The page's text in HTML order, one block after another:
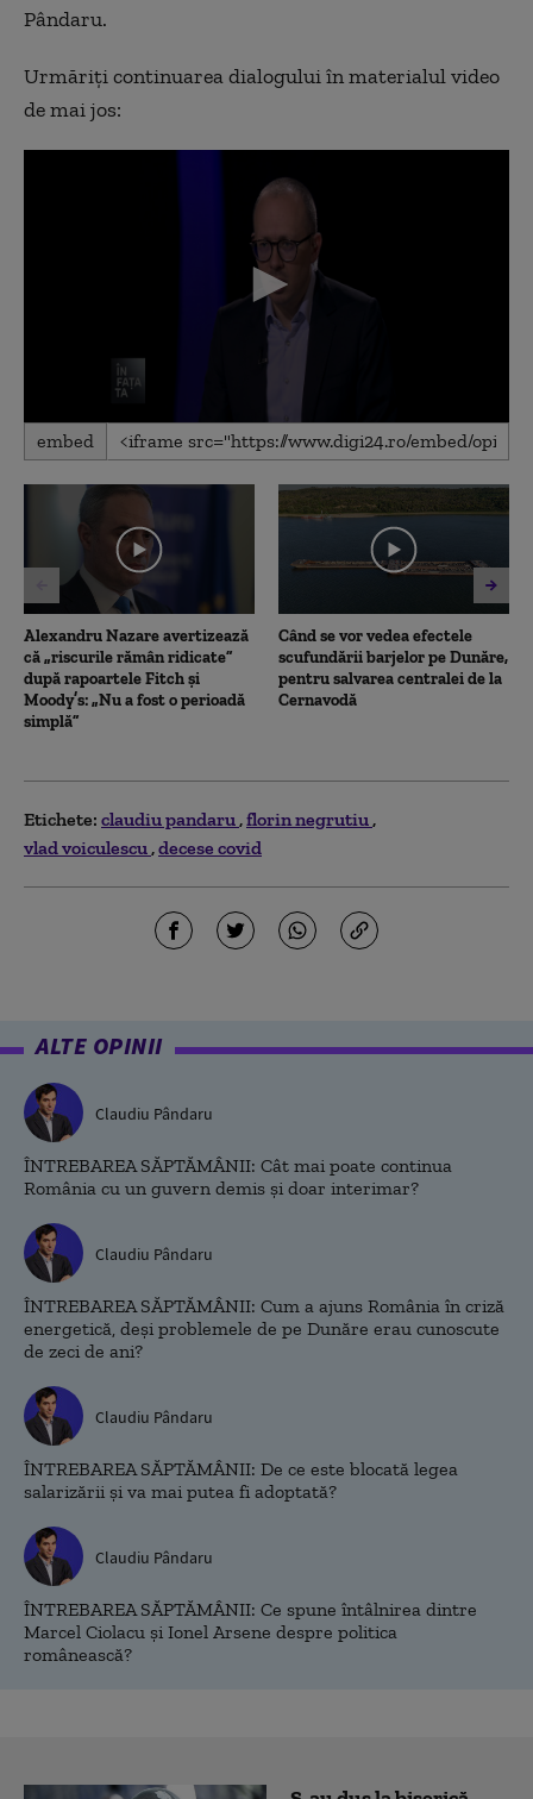
Pândaru.
Urmăriți continuarea dialogului în materialul video
de mai jos:
0
seconds
5
minutes,
seconds
embed
Alexandru Nazare avertizează
că „riscurile rămân ridicate”
după rapoartele Fitch și
Moody’s: „Nu a fost o perioadă
simplă”
Când se vor vedea efectele
scufundării barjelor pe Dunăre,
pentru salvarea centralei de la
Cernavodă
Etichete: claudiu pandaru florin negrutiu
vlad voiculescu decese covid
ALTE OPINII
Claudiu Pândaru
ÎNTREBAREA SĂPTĂMÂNII: Cât mai poate continua
România cu un guvern demis și doar interimar?
Claudiu Pândaru
ÎNTREBAREA SĂPTĂMÂNII: Cum a ajuns România în criză
energetică, deși problemele de pe Dunăre erau cunoscute
de zeci de ani?
Claudiu Pândaru
ÎNTREBAREA SĂPTĂMÂNII: De ce este blocată legea
salarizării și va mai putea fi adoptată?
Claudiu Pândaru
ÎNTREBAREA SĂPTĂMÂNII: Ce spune întâlnirea dintre
Marcel Ciolacu și Ionel Arsene despre politica
românească?